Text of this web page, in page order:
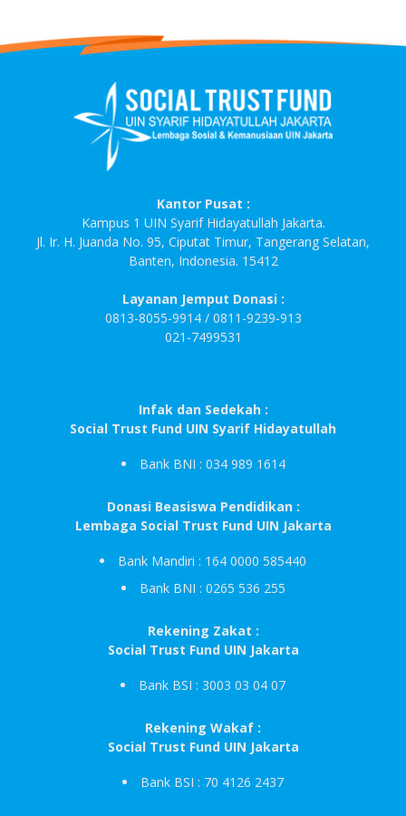
Kantor Pusat :
Kampus 1 UIN Syarif Hidayatullah Jakarta.
Jl. Ir. H. Juanda No. 95, Ciputat Timur, Tangerang Selatan,
Banten, Indonesia. 15412
Layanan Jemput Donasi :
0813-8055-9914 / 0811-9239-913
021-7499531
Infak dan Sedekah :
Social Trust Fund UIN Syarif Hidayatullah
Bank BNI : 034 989 1614
Donasi Beasiswa Pendidikan :
Lembaga Social Trust Fund UIN Jakarta
Bank Mandiri : 164 0000 585440
Bank BNI : 0265 536 255
Rekening Zakat :
Social Trust Fund UIN Jakarta
Bank BSI : 3003 03 04 07
Rekening Wakaf :
Social Trust Fund UIN Jakarta
Bank BSI : 70 4126 2437